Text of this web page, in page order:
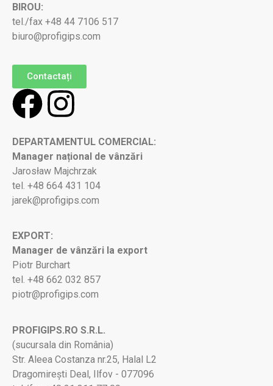
BIROU:
tel./fax +48 44 7106 517
biuro@profigips.com
Contactați
DEPARTAMENTUL COMERCIAL:
Manager național de vânzări
Jarosław Majchrzak
tel. +48 664 431 104
jarek@profigips.com
EXPORT:
Manager de vânzări la export
Piotr Burchart
tel. +48 662 032 857
piotr@profigips.com
PROFIGIPS.RO S.R.L.
(sucursala din România)
Str. Aleea Costanza nr.25, Halal L2
Dragomirești Deal, Ilfov - 077096